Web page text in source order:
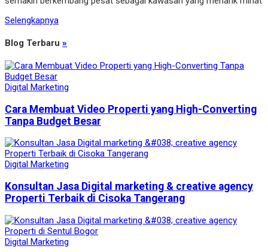
Selengkapnya
Blog Terbaru »
Digital Marketing
Cara Membuat Video Properti yang High-Converting
Tanpa Budget Besar
Digital Marketing
Konsultan Jasa Digital marketing & creative agency
Properti Terbaik di Cisoka Tangerang
Digital Marketing